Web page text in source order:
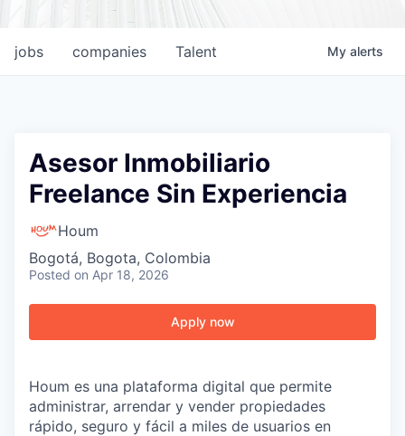
jobs companies Talent My alerts
Asesor Inmobiliario
Freelance Sin Experiencia
Houm
Bogotá, Bogota, Colombia
Posted on Apr 18, 2026
Apply now
Houm es una plataforma digital que permite
administrar, arrendar y vender propiedades
rápido, seguro y fácil a miles de usuarios en